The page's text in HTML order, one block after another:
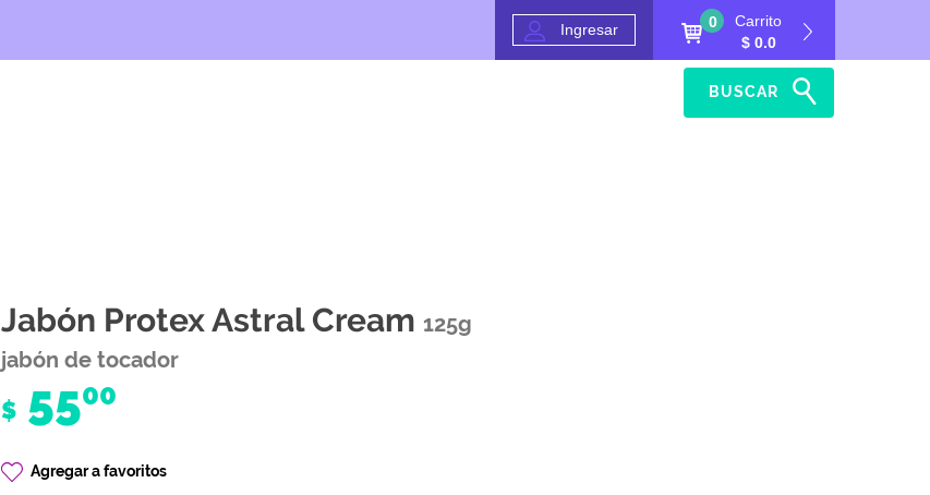
Ingresar 0
Carrito
$ 0.0
BUSCAR
Jabón Protex Astral Cream 125g
jabón de tocador
$ 5500
Agregar a favoritos